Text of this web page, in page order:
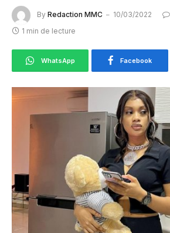
By Redaction MMC 10/03/2022
1 min de lecture
WhatsApp Facebook